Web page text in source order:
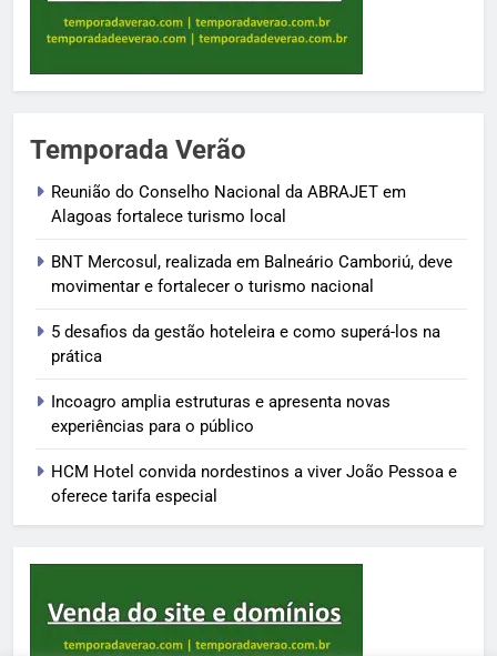
Temporada Verão
Reunião do Conselho Nacional da ABRAJET em
Alagoas fortalece turismo local
BNT Mercosul, realizada em Balneário Camboriú, deve
movimentar e fortalecer o turismo nacional
5 desafios da gestão hoteleira e como superá-los na
prática
Incoagro amplia estruturas e apresenta novas
experiências para o público
HCM Hotel convida nordestinos a viver João Pessoa e
oferece tarifa especial